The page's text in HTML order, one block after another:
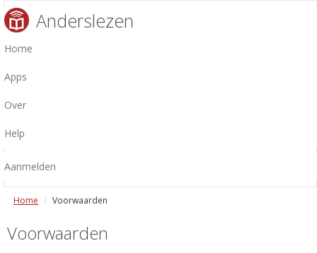
Anderslezen
Home
Apps
Over
Help
Aanmelden
Home Voorwaarden
Voorwaarden